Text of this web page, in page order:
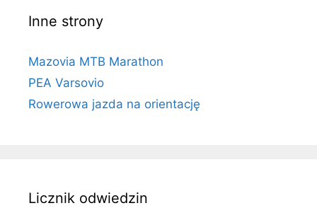
Inne strony
Mazovia MTB Marathon
PEA Varsovio
Rowerowa jazda na orientację
Licznik odwiedzin